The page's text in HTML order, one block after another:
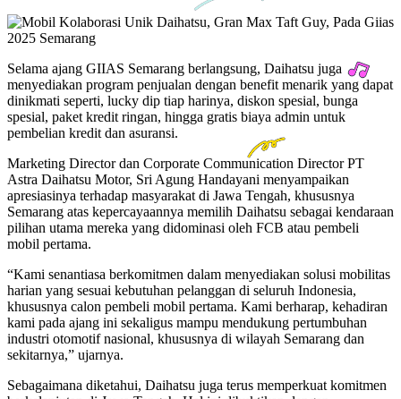
Selama ajang GIIAS Semarang berlangsung, Daihatsu juga
menyediakan program penjualan dengan benefit menarik yang dapat
dinikmati seperti, lucky dip tiap harinya, diskon spesial, bunga
spesial, paket kredit ringan, hingga gratis biaya admin untuk
pembelian kredit dan asuransi.
Marketing Director dan Corporate Communication Director PT
Astra Daihatsu Motor, Sri Agung Handayani menyampaikan
apresiasinya terhadap masyarakat di Jawa Tengah, khususnya
Semarang atas kepercayaannya memilih Daihatsu sebagai kendaraan
pilihan utama mereka yang didominasi oleh FCB atau pembeli
mobil pertama.
“Kami senantiasa berkomitmen dalam menyediakan solusi mobilitas
harian yang sesuai kebutuhan pelanggan di seluruh Indonesia,
khususnya calon pembeli mobil pertama. Kami berharap, kehadiran
kami pada ajang ini sekaligus mampu mendukung pertumbuhan
industri otomotif nasional, khususnya di wilayah Semarang dan
sekitarnya,” ujarnya.
Sebagaimana diketahui, Daihatsu juga terus memperkuat komitmen